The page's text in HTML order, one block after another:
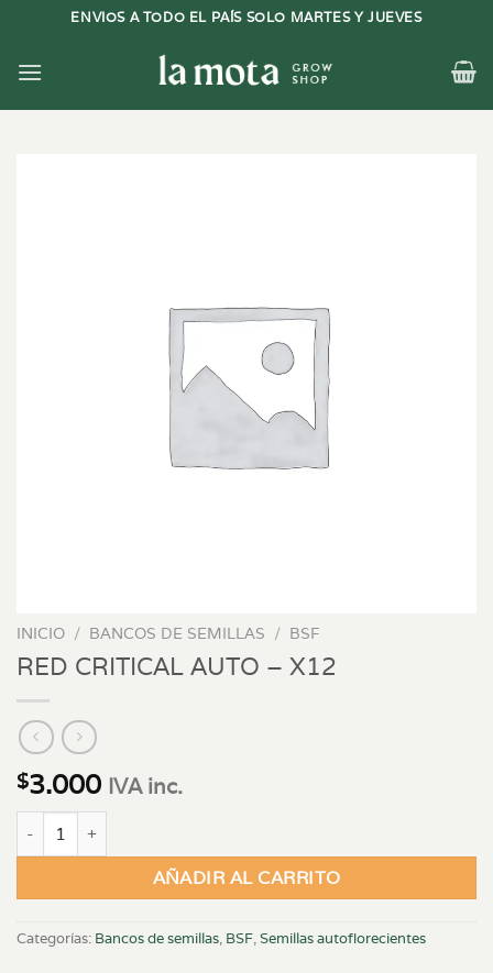
contenido
ENVIOS A TODO EL PAÍS SOLO MARTES Y JUEVES
INICIO / BANCOS DE SEMILLAS / BSF
RED CRITICAL AUTO – X12
$3.000 IVA inc.
RED CRITICAL AUTO - X12 cantidad
AÑADIR AL CARRITO
Categorías: Bancos de semillas, BSF,Semillas autoflorecientes